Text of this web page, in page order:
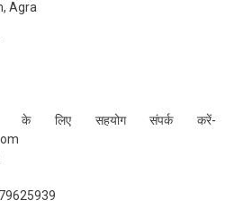
Agra
के लिए सहयोग संपर्क करें-